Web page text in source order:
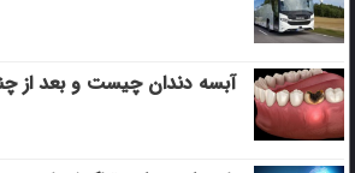
آبسه دندان چیست و بعد از